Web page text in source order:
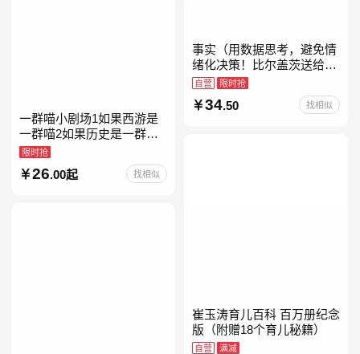
事实（用数据思考，避免情
绪化决策！比尔盖茨送给全
美大学生的毕业礼物！比尔
盖茨逢人就推荐的热门大
书！）读客经管文库
自营 限时抢
34.50 找相似
一群喵小剧场1如果西游是
一群喵2如果历史是一群喵
全套16晚清残晖篇全集全套
16册华夏长卷互动札记西游
喵桌游肥志历史喵系列
限时抢
26.00起 找相似
崔玉涛育儿百科 百万册纪念
版（附赠18个育儿秘籍）
自营 满减